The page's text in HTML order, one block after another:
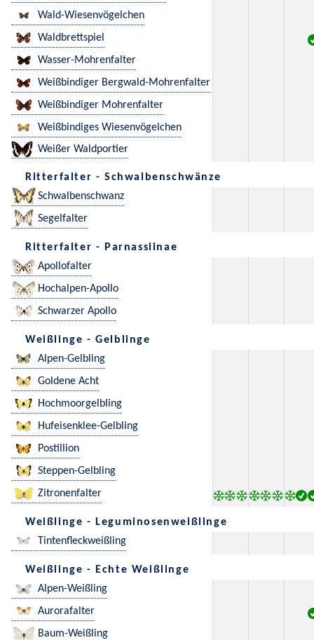
Wald-Wiesenvögelchen
Waldbrettspiel
Wasser-Mohrenfalter
Weißbindiger Bergwald-Mohrenfalter
Weißbindiger Mohrenfalter
Weißbindiges Wiesenvögelchen
Weißer Waldportier
Ritterfalter - Schwalbenschwänze
Schwalbenschwanz
Segelfalter
Ritterfalter - Parnassiinae
Apollofalter
Hochalpen-Apollo
Schwarzer Apollo
Weißlinge - Gelblinge
Alpen-Gelbling
Goldene Acht
Hochmoorgelbling
Hufeisenklee-Gelbling
Postillion
Steppen-Gelbling
Zitronenfalter
Weißlinge - Leguminosenweißlinge
Tintenfleckweißling
Weißlinge - Echte Weißlinge
Alpen-Weißling
Aurorafalter
Baum-Weißling